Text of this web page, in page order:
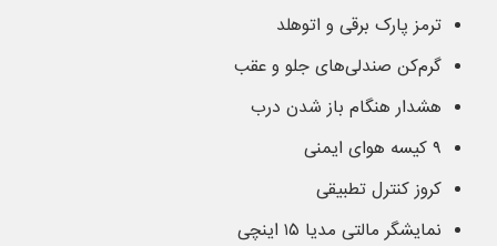
ترمز پارک برقی و اتوهلد
گرم‌کن صندلی‌های جلو و عقب
هشدار هنگام باز شدن درب
۹ کیسه هوای ایمنی
کروز کنترل تطبیقی
نمایشگر مالتی مدیا ۱۵ اینچی